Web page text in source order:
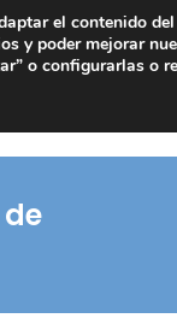
el contenido
y poder mejorar
o configurarlas o